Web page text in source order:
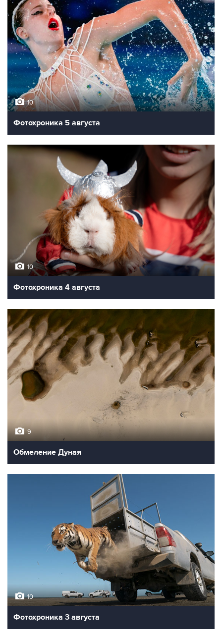
10
Фотохроника 5 августа
10
Фотохроника 4 августа
9
Обмеление Дуная
10
Фотохроника 3 августа